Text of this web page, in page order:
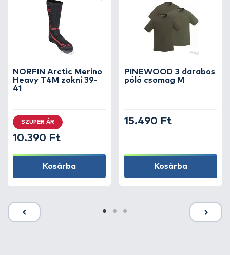
NORFIN Arctic Merino
Heavy T4M zokni 39-
41
SZUPER ÁR
10.390 Ft
Kosárba
PINEWOOD 3 darabos
póló csomag M
15.490 Ft
Kosárba